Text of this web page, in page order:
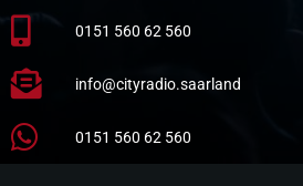
0151 560 62 560
info@cityradio.saarland
0151 560 62 560